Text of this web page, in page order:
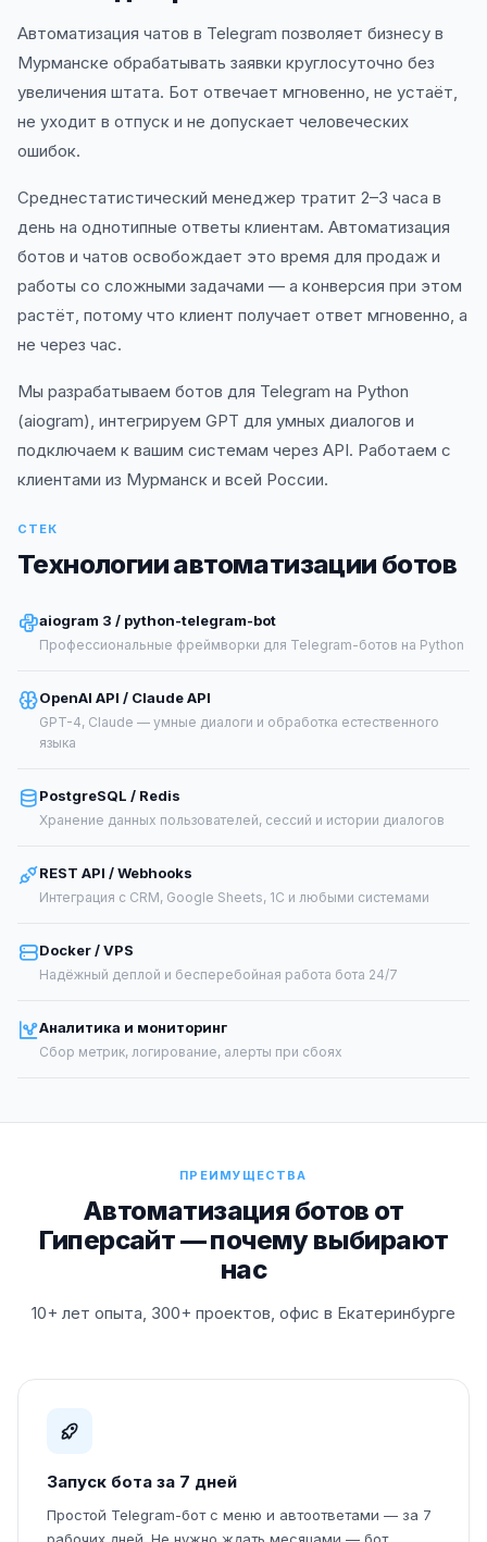
Автоматизация чатов в Telegram позволяет бизнесу в
Мурманске обрабатывать заявки круглосуточно без
увеличения штата. Бот отвечает мгновенно, не устаёт,
не уходит в отпуск и не допускает человеческих
ошибок.
Среднестатистический менеджер тратит 2–3 часа в
день на однотипные ответы клиентам. Автоматизация
ботов и чатов освобождает это время для продаж и
работы со сложными задачами — а конверсия при этом
растёт, потому что клиент получает ответ мгновенно, а
не через час.
Мы разрабатываем ботов для Telegram на Python
(aiogram), интегрируем GPT для умных диалогов и
подключаем к вашим системам через API. Работаем с
клиентами из Мурманск и всей России.
СТЕК
Технологии автоматизации ботов
aiogram 3 / python-telegram-bot
Профессиональные фреймворки для Telegram-ботов на Python
OpenAI API / Claude API
GPT-4, Claude — умные диалоги и обработка естественного
языка
PostgreSQL / Redis
Хранение данных пользователей, сессий и истории диалогов
REST API / Webhooks
Интеграция с CRM, Google Sheets, 1С и любыми системами
Docker / VPS
Надёжный деплой и бесперебойная работа бота 24/7
Аналитика и мониторинг
Сбор метрик, логирование, алерты при сбоях
ПРЕИМУЩЕСТВА
Автоматизация ботов от
Гиперсайт — почему выбирают
нас
10+ лет опыта, 300+ проектов, офис в Екатеринбурге
Запуск бота за 7 дней
Простой Telegram-бот с меню и автоответами — за 7